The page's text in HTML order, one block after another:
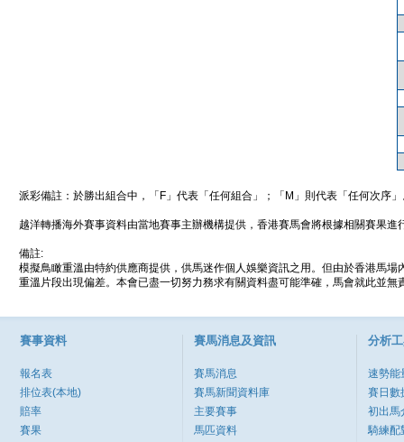
派彩備註：於勝出組合中，「F」代表「任何組合」；「M」則代表「任何次序
越洋轉播海外賽事資料由當地賽事主辦機構提供，香港賽馬會將根據相關賽果進
備註:
模擬鳥瞰重溫由特約供應商提供，供馬迷作個人娛樂資訊之用。但由於香港馬
重溫片段出現偏差。本會已盡一切努力務求有關資料盡可能準確，馬會就此並
賽事資料
報名表
排位表(本地)
賠率
賽果
賽馬消息及資訊
賽馬消息
賽馬新聞資料庫
主要賽事
馬匹資料
分析
速勢能
賽日數
初出馬
騎練配